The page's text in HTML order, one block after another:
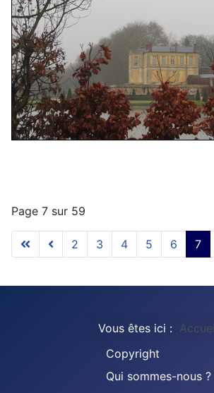
Page 7 sur 59
2 3 4 5 6 7
Vous êtes ici : Accueil
Copyright
Qui sommes-nous ?